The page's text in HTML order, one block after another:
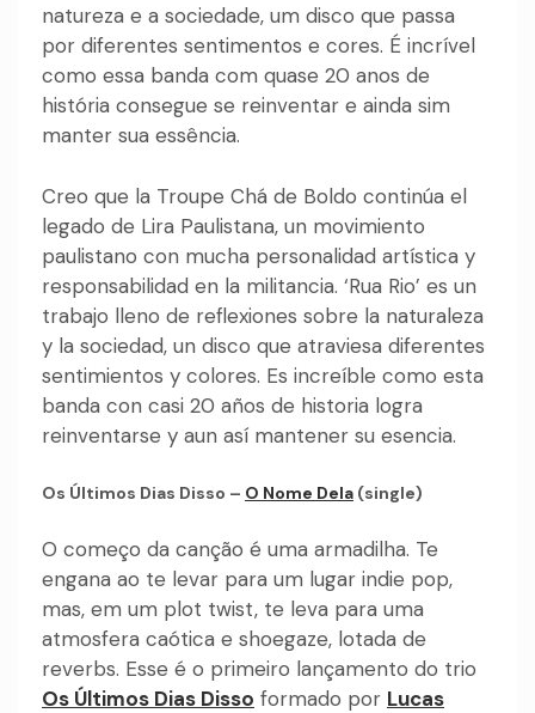
natureza e a sociedade, um disco que passa
por diferentes sentimentos e cores. É incrível
como essa banda com quase 20 anos de
história consegue se reinventar e ainda sim
manter sua essência.
Creo que la Troupe Chá de Boldo continúa el
legado de Lira Paulistana, un movimiento
paulistano con mucha personalidad artística y
responsabilidad en la militancia. ‘Rua Rio’ es un
trabajo lleno de reflexiones sobre la naturaleza
y la sociedad, un disco que atraviesa diferentes
sentimientos y colores. Es increíble como esta
banda con casi 20 años de historia logra
reinventarse y aun así mantener su esencia.
Os Últimos Dias Disso – O Nome Dela (single)
O começo da canção é uma armadilha. Te
engana ao te levar para um lugar indie pop,
mas, em um plot twist, te leva para uma
atmosfera caótica e shoegaze, lotada de
reverbs. Esse é o primeiro lançamento do trio
Os Últimos Dias Disso formado por Lucas